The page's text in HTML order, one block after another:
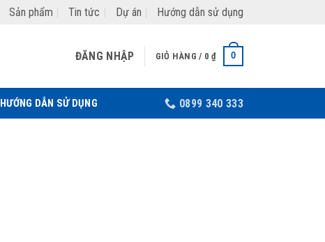
Sản phẩm Tin tức Dự án Hướng dẫn sử dụng
ĐĂNG NHẬP GIỎ HÀNG / 0₫ 0
HƯỚNG DẪN SỬ DỤNG 0899 340 333